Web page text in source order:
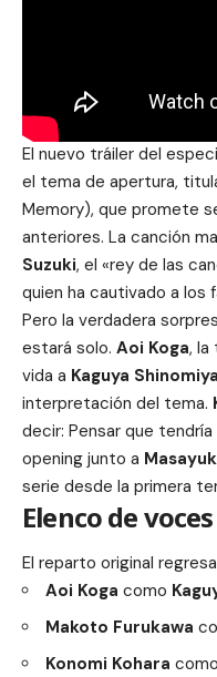
El nuevo tráiler del
el tema de apertura,
Memory), que promete
anteriores. La canción
Suzuki, el «rey de las
quien ha cautivado a los
Pero la verdadera
estará solo. Aoi Koga, la
vida a Kaguya Shinomiya
interpretación del tema.
decir: Pensar que
opening junto a
serie desde la primera
Elenco de voces
El reparto original
Aoi Koga como
Makoto Furukawa
Konomi Kohara como